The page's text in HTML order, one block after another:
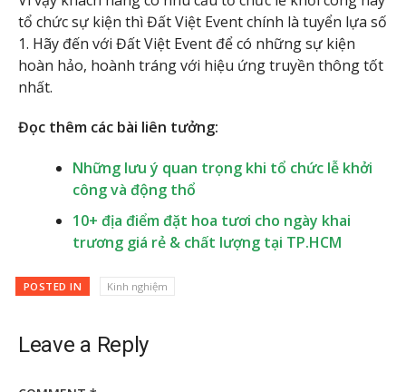
tổ chức sự kiện thì Đất Việt Event chính là tuyển lựa số
1. Hãy đến với Đất Việt Event để có những sự kiện
hoàn hảo, hoành tráng với hiệu ứng truyền thông tốt
nhất.
Đọc thêm các bài liên tưởng:
Những lưu ý quan trọng khi tổ chức lễ khởi
công và động thổ
10+ địa điểm đặt hoa tươi cho ngày khai
trương giá rẻ & chất lượng tại TP.HCM
POSTED IN Kinh nghiệm
Leave a Reply